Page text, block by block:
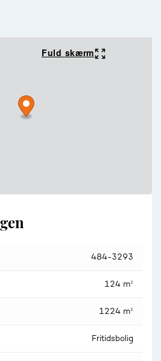
Fuld skærm
484-3293
124 m²
1224 m²
Fritidsbolig